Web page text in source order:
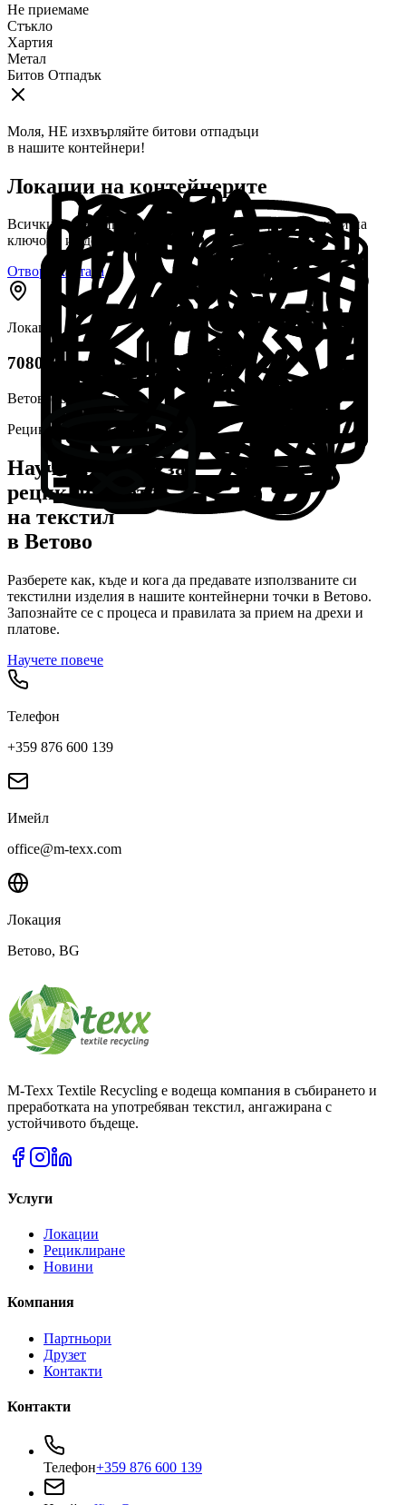
Не приемаме
Стъкло
Хартия
Метал
Битов Отпадък
Моля, НЕ изхвърляйте битови отпадъци
в нашите контейнери!
Локации на контейнерите
Всички 1контейнера М-Текс в
са разположени на
ключови и удобни места.
Отвори картата
Локация1
7080 Ветово - 2 бр.
Ветово , България
Рециклиране в
Ветово
Научете повече за
рециклирането
на текстил
в Ветово
Разберете как, къде и кога да предавате използваните си
текстилни изделия в нашите контейнерни точки в Ветово.
Запознайте се с процеса и правилата за прием на дрехи и
платове.
Научете повече
Телефон
+359 876 600 139
Имейл
office@m-texx.com
Локация
Ветово, BG
M-Texx Textile Recycling е водеща компания в събирането и
преработката на употребяван текстил, ангажирана с
устойчивото бъдеще.
Услуги
Локации
Рециклиране
Новини
Компания
Партньори
Друзет
Контакти
Контакти
Телефон+359 876 600 139